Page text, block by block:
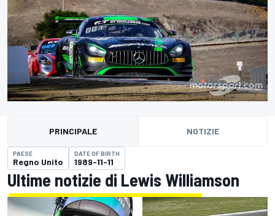
PRINCIPALE NOTIZIE
PAESE
Regno Unito
DATE OF BIRTH
1989-11-11
Ultime notizie di Lewis Williamson